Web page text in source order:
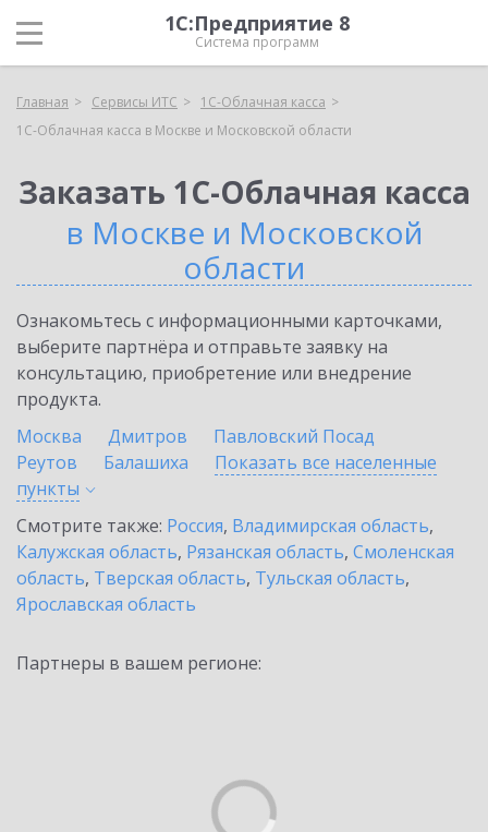
1С:Предприятие 8
Система программ
Главная Сервисы ИТС
1С-Облачная касса
1С-Облачная касса в Москве и Московской области
Заказать 1С-Облачная касса
в Москве и Московской
области
Ознакомьтесь с информационными карточками,
выберите партнёра и отправьте заявку на
консультацию, приобретение или внедрение
продукта.
Москва
Дмитров
Павловский Посад
Реутов
Балашиха
Показать все населенные
пункты
Смотрите также: Россия, Владимирская область,
Калужская область, Рязанская область, Смоленская
область, Тверская область, Тульская область,
Ярославская область
Партнеры в вашем регионе: